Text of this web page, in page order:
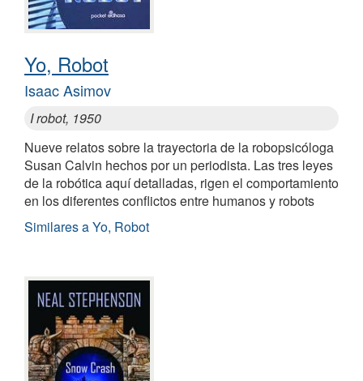
Yo, Robot
Isaac Asimov
I robot, 1950
Nueve relatos sobre la trayectoria de la robopsicóloga
Susan Calvin hechos por un periodista. Las tres leyes
de la robótica aquí detalladas, rigen el comportamiento
en los diferentes conflictos entre humanos y robots
Similares a Yo, Robot